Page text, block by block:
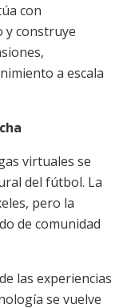
con
y construye
a escala
virtuales se
del fútbol. La
pero la
de comunidad
las experiencias
se vuelve